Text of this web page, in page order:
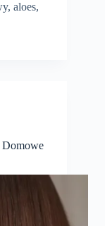
aloes,
Domowe